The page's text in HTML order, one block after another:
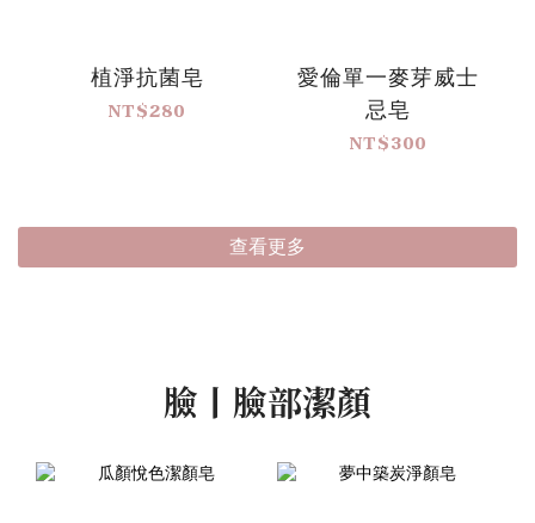
植淨抗菌皂
NT$280
愛倫單一麥芽威士
忌皂
NT$300
查看更多
臉丨臉部潔顏